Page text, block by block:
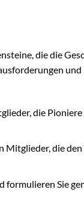
die die
die
die
Sie